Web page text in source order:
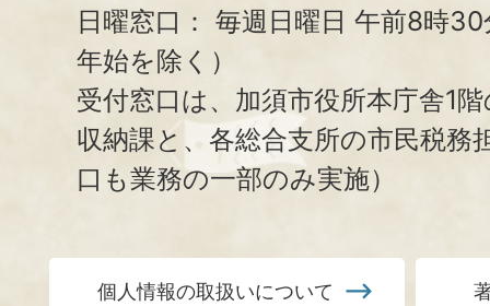
日曜窓口： 毎週日曜日 午前8時
年始を除く）
受付窓口は、加須市役所本庁舎1
収納課と、 各総合支所の市民税務
口も業務の一部のみ実施）
個人情報の取扱いについて